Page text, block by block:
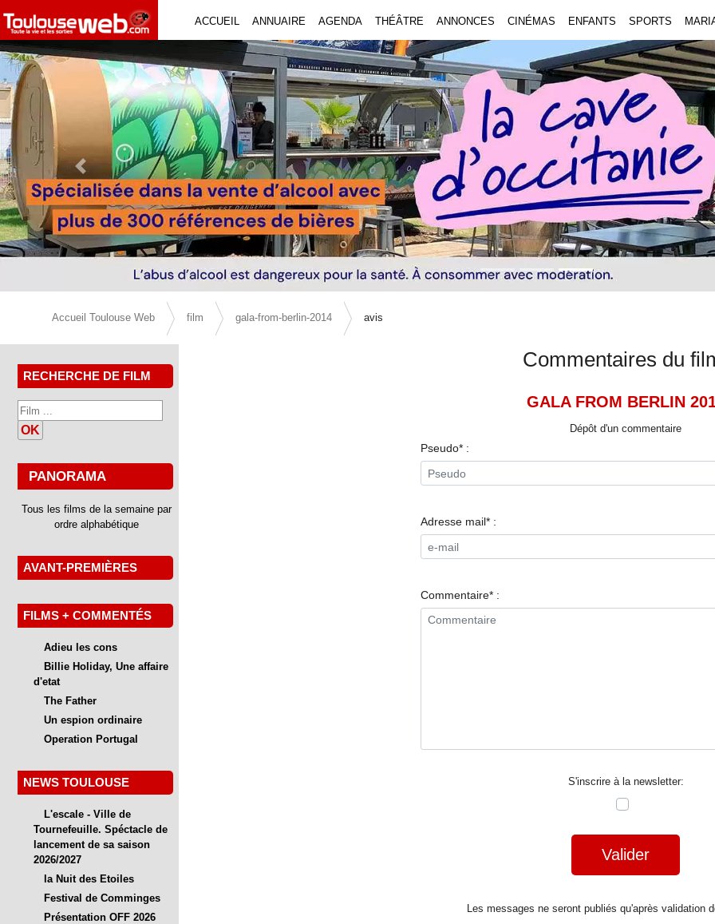
ACCUEIL ANNUAIRE AGENDA THÉÂTRE ANNONCES CINÉMAS ENFANTS SPORTS
Previous Slide
Accueil Toulouse Web film gala-from-berlin-2014 avis
RECHERCHE DE FILM
OK
PANORAMA
Tous les films de la semaine par
ordre alphabétique
AVANT-PREMIÈRES
FILMS + COMMENTÉS
Adieu les cons
Billie Holiday, Une affaire
d'etat
The Father
Un espion ordinaire
Operation Portugal
NEWS TOULOUSE
L'escale - Ville de
Tournefeuille. Spéctacle de
lancement de sa saison
2026/2027
la Nuit des Etoiles
Festival de Comminges
Présentation OFF 2026
Commentaires du
GALA FROM BERLIN
Dépôt d'un commentaire
Pseudo* :
Adresse mail* :
Commentaire* :
S'inscrire à la newsletter:
Valider
Les messages ne seront publiés qu'après validation